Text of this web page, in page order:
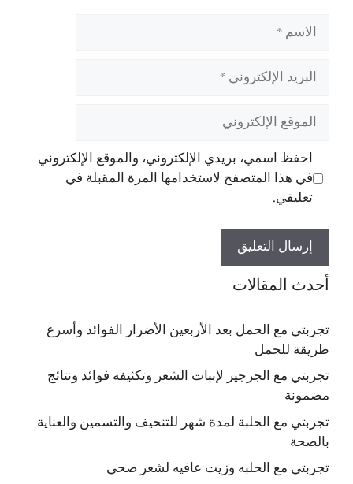
الاسم
البريد
الإلكتروني
الموقع
الإلكتروني
احفظ اسمي، بريدي الإلكتروني، والموقع الإلكتروني
في هذا المتصفح لاستخدامها المرة المقبلة في
تعليقي.
أحدث المقالات
تجربتي مع الحمل بعد الأربعين الأضرار الفوائد وأسرع
طريقة للحمل
تجربتي مع الجرجير لإنبات الشعر وتكثيفه فوائد ونتائج
مضمونة
تجربتي مع الحلبة لمدة شهر للتنحيف والتسمين والعناية
بالصحة
تجربتي مع الحلبه وزيت عافيه لشعر صحي